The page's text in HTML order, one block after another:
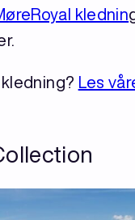
klednin
Les